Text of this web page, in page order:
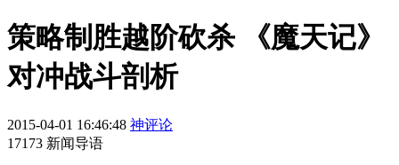
策略制胜越阶砍杀 《魔天记》
对冲战斗剖析
2015-04-01 16:46:48 神评论
17173 新闻导语